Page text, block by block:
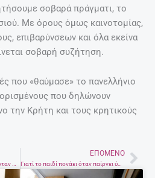
σοβαρά πράγματι, το
Με όρους όμως καινοτομίας,
επιβαρύνσεων και όλα εκείνα
σοβαρή συζήτηση.
που «θαύμασε» το πανελλήνιο
που δηλώνουν
την Κρήτη και τους κρητικούς
ΕΠΌΜΕΝΟ
Γιατί το παιδί πονάει όταν παίρνει ύψος